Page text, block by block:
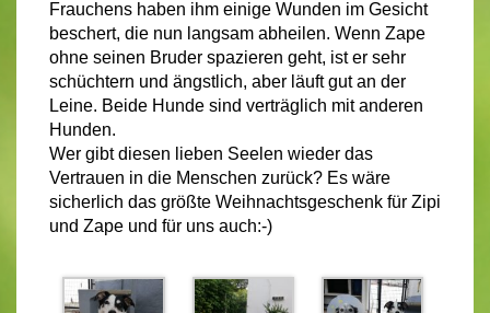
Frauchens haben ihm einige Wunden im Gesicht
beschert, die nun langsam abheilen. Wenn Zape
ohne seinen Bruder spazieren geht, ist er sehr
schüchtern und ängstlich, aber läuft gut an der
Leine. Beide Hunde sind verträglich mit anderen
Hunden.
Wer gibt diesen lieben Seelen wieder das
Vertrauen in die Menschen zurück? Es wäre
sicherlich das größte Weihnachtsgeschenk für Zipi
und Zape und für uns auch:-)